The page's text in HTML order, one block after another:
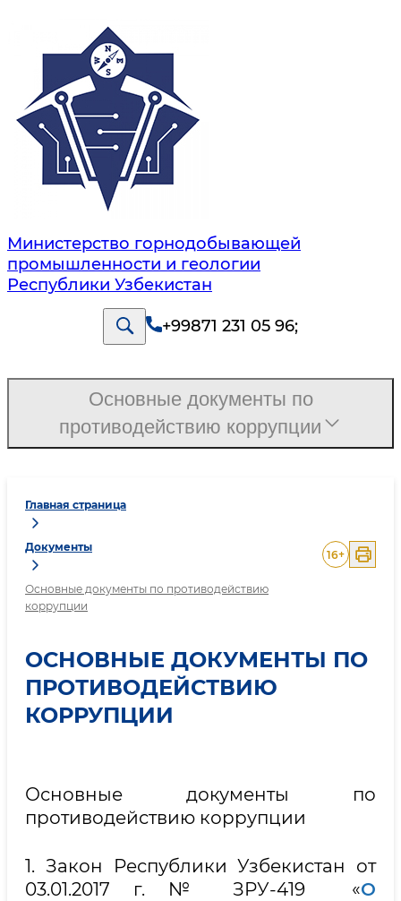
Министерство горнодобывающей
промышленности и геологии
Республики Узбекистан
+99871 231 05 96;
Главная страница
Документы
Основные документы по противодействию
коррупции
16+
ОСНОВНЫЕ ДОКУМЕНТЫ ПО
ПРОТИВОДЕЙСТВИЮ
КОРРУПЦИИ
Основные документы по
противодействию коррупции
1. Закон Республики Узбекистан от
03.01.2017 г. № ЗРУ-419 «О
Основные документы по
противодействию коррупции